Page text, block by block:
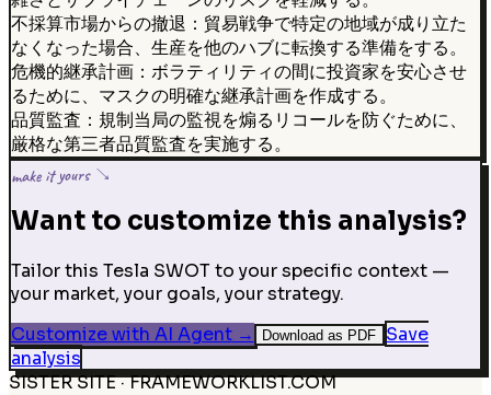
不採算市場からの撤退：貿易戦争で特定の地域が成り立た
なくなった場合、生産を他のハブに転換する準備をする。
危機的継承計画：ボラティリティの間に投資家を安心させ
るために、マスクの明確な継承計画を作成する。
品質監査：規制当局の監視を煽るリコールを防ぐために、
厳格な第三者品質監査を実施する。
make it yours ↘
Want to customize this analysis?
Tailor this Tesla SWOT to your specific context —
your market, your goals, your strategy.
Customize with AI Agent→ Download as PDF
Save
analysis
SISTER SITE · FRAMEWORKLIST.COM